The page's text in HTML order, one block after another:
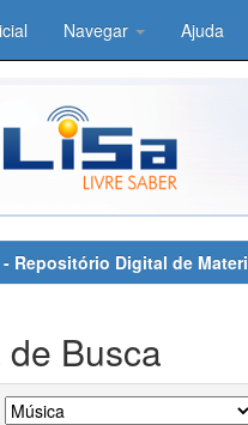
Navegar Ajuda
Repositório Digital de
Busca